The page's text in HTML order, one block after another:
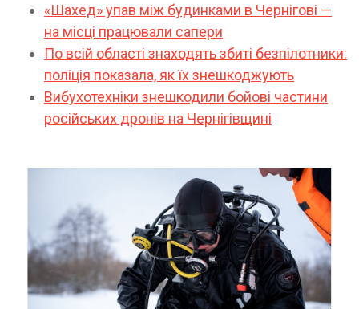
«Шахед» упав між будинками в Чернігові —
на місці працювали сапери
По всій області знаходять збиті безпілотники:
поліція показала, як їх знешкоджують
Вибухотехніки знешкодили бойові частини
російських дронів на Чернігівщині